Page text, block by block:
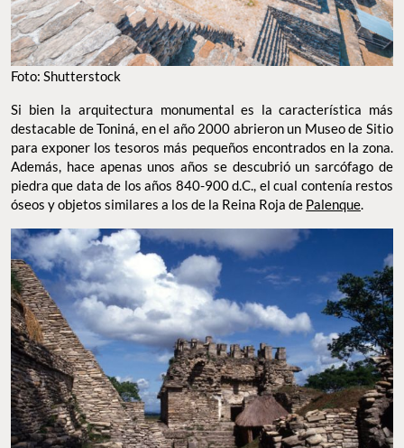
Foto: Shutterstock
Si bien la arquitectura monumental es la característica más
destacable de Toniná, en el año 2000 abrieron un Museo de Sitio
para exponer los tesoros más pequeños encontrados en la zona.
Además, hace apenas unos años se descubrió un sarcófago de
piedra que data de los años 840-900 d.C., el cual contenía restos
óseos y objetos similares a los de la Reina Roja de Palenque.